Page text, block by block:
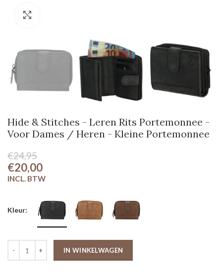
Hide & Stitches - Leren Rits Portemonnee -
Voor Dames / Heren - Kleine Portemonnee
€24,95
€20,00
Kleur:
IN WINKELWAGEN